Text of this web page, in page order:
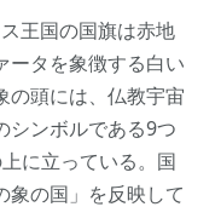
王国の国旗は赤地
ータを象徴する白い
の頭には、仏教宇宙
シンボルである9つ
に立っている。国
象の国」を反映して